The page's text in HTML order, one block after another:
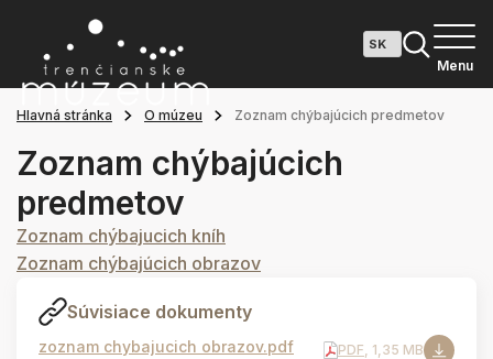
Menu
Hlavná stránka O múzeu Zoznam chýbajúcich predmetov
Zoznam chýbajúcich
predmetov
Zoznam chýbajucich kníh
Zoznam chýbajúcich obrazov
Súvisiace dokumenty
zoznam chybajucich obrazov.pdf PDF, 1,35 MB